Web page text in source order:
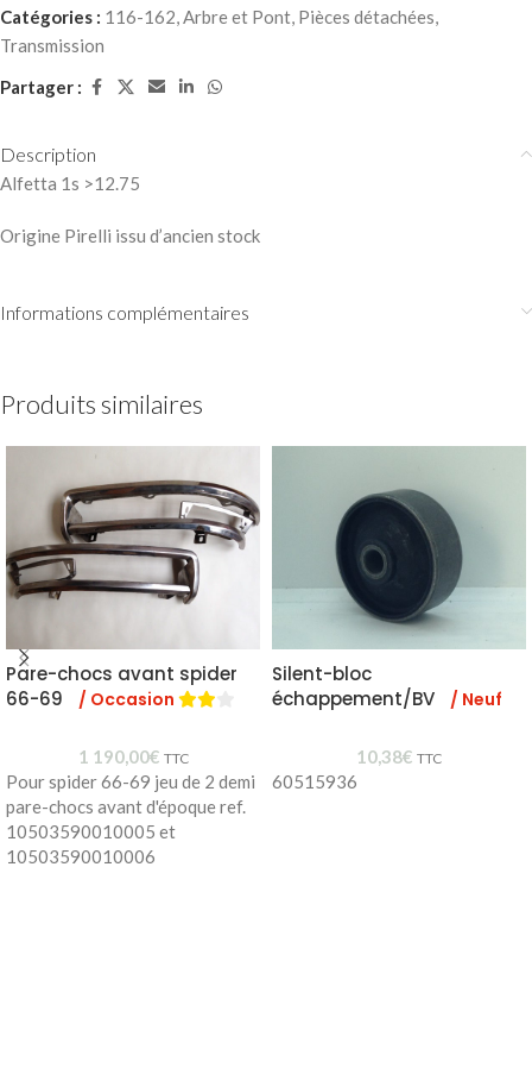
Catégories : 116-162,Arbre et Pont, Pièces détachées,
Transmission
Partager :
Description
Alfetta 1s >12.75
Origine Pirelli issu d’ancien stock
Informations complémentaires
Produits similaires
Pare-chocs avant spider
66-69
/ Occasion
1 190,00€ TTC
Pour spider 66-69 jeu de 2 demi
pare-chocs avant d'époque ref.
10503590010005 et
10503590010006
Silent-bloc
échappement/BV
/ Neuf
10,38€ TTC
60515936